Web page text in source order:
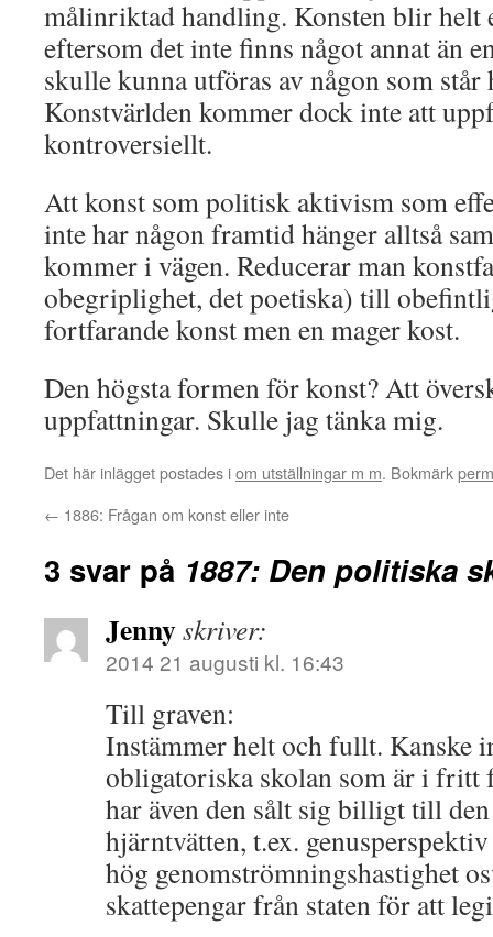
målinriktad handling. Konsten blir helt
eftersom det inte finns något annat än
skulle kunna utföras av någon som
Konstvärlden kommer dock inte att
kontroversiellt.
Att konst som politisk aktivism som
inte har någon framtid hänger alltså
kommer i vägen. Reducerar man
obegriplighet, det poetiska) till
fortfarande konst men en mager kost.
Den högsta formen för konst? Att
uppfattningar. Skulle jag tänka mig.
Det här inlägget postades iom utställningar m m. Bokmärk
← 1886: Frågan om konst eller inte
3 svar på 1887: Den politiska
Jennyskriver:
2014 21 augusti kl. 16:43
Till graven:
Instämmer helt och fullt. Kanske
obligatoriska skolan som är i fritt
har även den sålt sig billigt till
hjärntvätten, t.ex.
hög genomströmningshastighet
skattepengar från staten för att